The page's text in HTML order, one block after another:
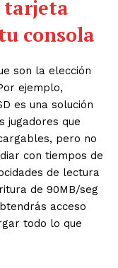
tarjeta
consola
son la elección
ejemplo,
es una solución
jugadores que
pero no
con tiempos de
de lectura
de 90MB/seg
acceso
todo lo que